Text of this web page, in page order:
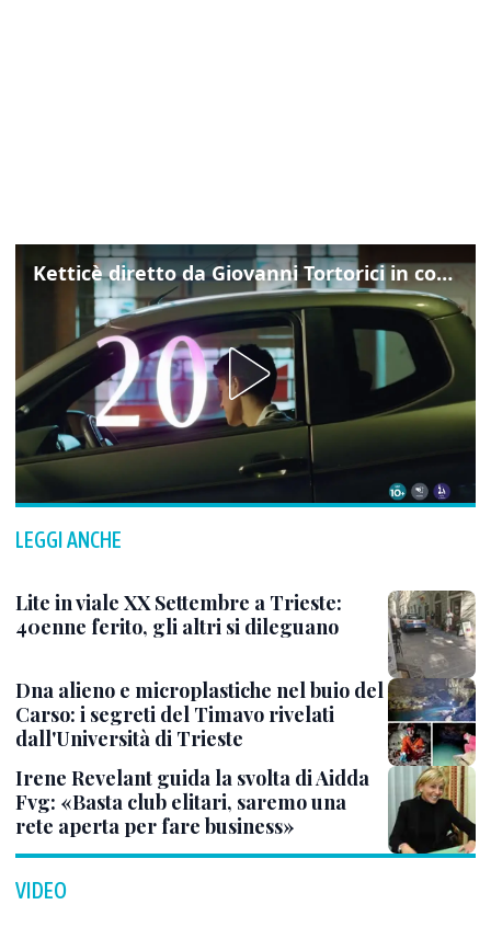
Ketticè diretto da Giovanni Tortorici in concorso al Locarno Film Festival
LEGGI ANCHE
Lite in viale XX Settembre a Trieste:
40enne ferito, gli altri si dileguano
Dna alieno e microplastiche nel buio del
Carso: i segreti del Timavo rivelati
dall'Università di Trieste
Irene Revelant guida la svolta di Aidda
Fvg: «Basta club elitari, saremo una
rete aperta per fare business»
VIDEO